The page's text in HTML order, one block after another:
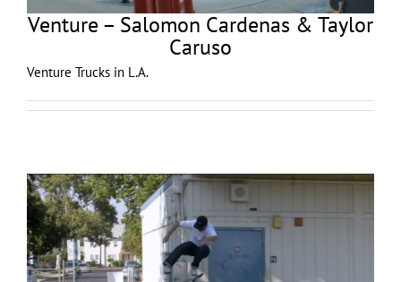
Venture – Salomon Cardenas & Taylor
Caruso
Venture Trucks in L.A.